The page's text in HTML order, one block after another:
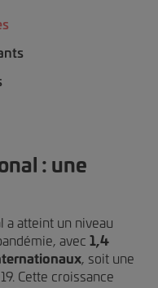
: une
a atteint un niveau
avec 1,4
, soit une
Cette croissance